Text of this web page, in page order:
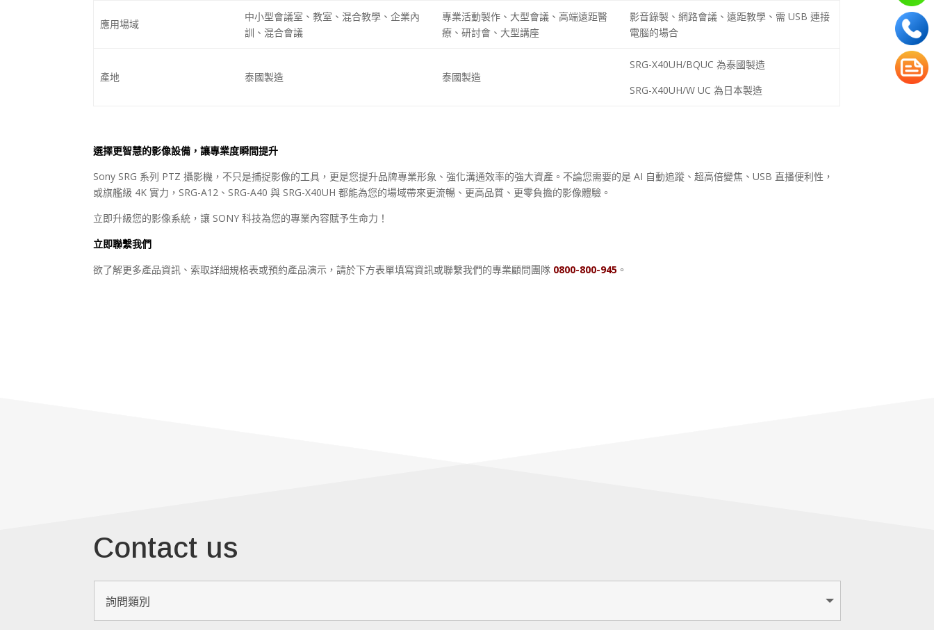
應用場域
中小型會議室、教室、混合教學、企業內
訓、混合會議
專業活動製作、大型會議、高端遠距醫
療、研討會、大型講座
影音錄製、網路會議、遠距教學、需 USB 連接
電腦的場合
產地 泰國製造 泰國製造
SRG-X40UH/BQUC 為泰國製造
SRG-X40UH/W UC 為日本製造
選擇更智慧的影像設備，讓專業度瞬間提升
Sony SRG 系列 PTZ攝影機，不只是捕捉影像的工具，更是您提升品牌專業形象、強化溝通效率的強大資產。不論您需要的是 AI 自動追蹤、超高倍變焦、USB 直播便利性，
或旗艦級 4K實力， SRG-A12 、 SRG-A40與 SRG-X40UH都能為您的場域帶來更流暢、更高品質、更零負擔的影像體驗。
立即升級您的影像系統，讓 SONY科技為您的專業內容賦予生命力！
立即聯繫我們
欲了解更多產品資訊、索取詳細規格表或預約產品演示，請於下方表單填寫資訊或聯繫我們的專業顧問團隊 0800-800-945 。
Contact us